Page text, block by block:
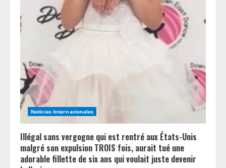
a
d
n
g
Noticias Internacionales
Illégal sans vergogne qui est rentré aux États-Unis
malgré son expulsion TROIS fois, aurait tué une
adorable fillette de six ans qui voulait juste devenir